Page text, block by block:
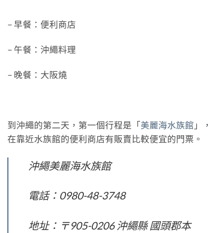
– 早餐：便利商店
– 午餐：沖繩料理
– 晚餐：大阪燒
到沖繩的第二天，第一個行程是「美麗海水族館 」，
在靠近水族館的便利商店有販賣比較便宜的門票。
沖繩美麗海水族館
電話：0980-48-3748
地址：〒905-0206 沖繩縣 國頭郡本